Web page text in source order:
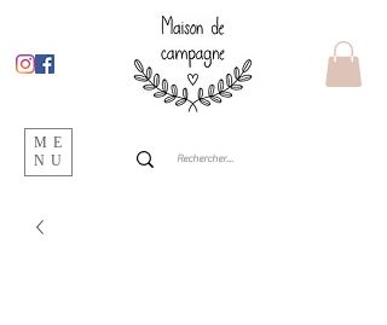
ME
NU